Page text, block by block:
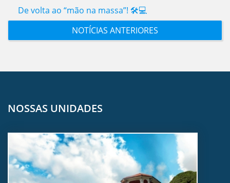
De volta ao “mão na massa”! 🛠️💻
NOTÍCIAS ANTERIORES
NOSSAS UNIDADES